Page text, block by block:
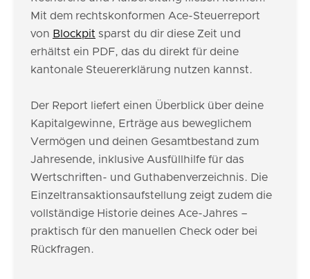
Mit dem rechtskonformen Ace-Steuerreport
von Blockpit sparst du dir diese Zeit und
erhältst ein PDF, das du direkt für deine
kantonale Steuererklärung nutzen kannst.
Der Report liefert einen Überblick über deine
Kapitalgewinne, Erträge aus beweglichem
Vermögen und deinen Gesamtbestand zum
Jahresende, inklusive Ausfüllhilfe für das
Wertschriften- und Guthabenverzeichnis. Die
Einzeltransaktionsaufstellung zeigt zudem die
vollständige Historie deines Ace-Jahres –
praktisch für den manuellen Check oder bei
Rückfragen.